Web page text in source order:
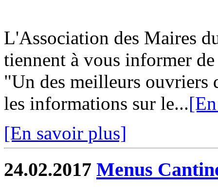
L'Association des Maires
tiennent à vous informer
"Un des meilleurs ouvriers
les informations sur le...
[En savoir plus]
24.02.2017 Menus